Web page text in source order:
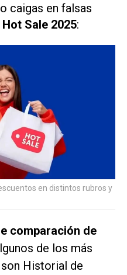
caigas en falsas
Hot Sale 2025:
en distintos rubros y
comparación de
de los más
Historial de